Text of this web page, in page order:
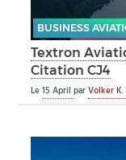
BUSINESS
Textron
Citation CJ4
Le15 AprilparVolker